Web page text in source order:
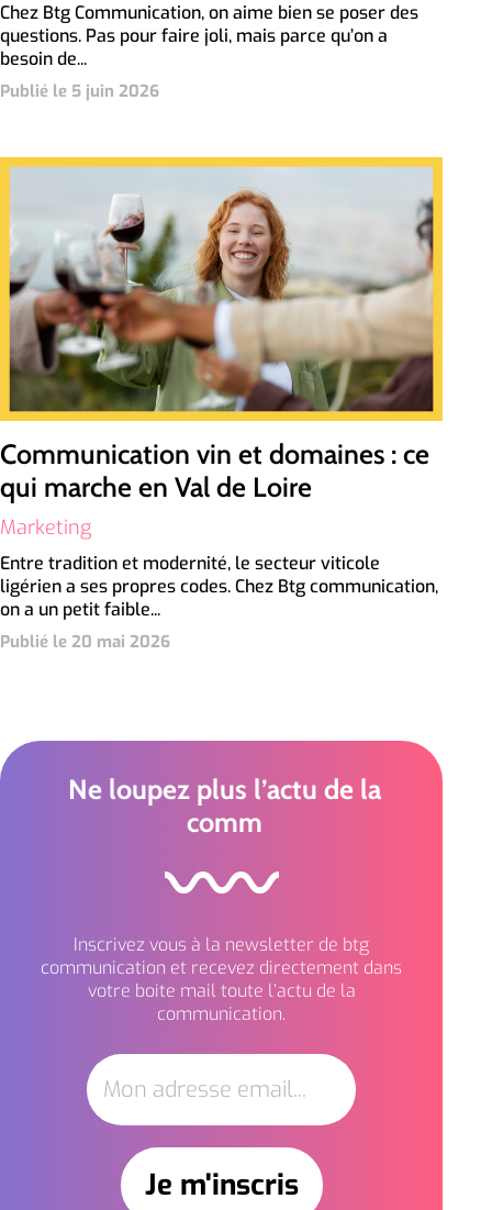
Chez Btg Communication, on aime bien se poser des
questions. Pas pour faire joli, mais parce qu’on a
besoin de...
Publié le 5 juin 2026
Communication vin et domaines : ce
qui marche en Val de Loire
Marketing
Entre tradition et modernité, le secteur viticole
ligérien a ses propres codes. Chez Btg communication,
on a un petit faible...
Publié le 20 mai 2026
Ne loupez plus l’actu de la
comm
Inscrivez vous à la newsletter de btg
communication et recevez directement dans
votre boite mail toute l’actu de la
communication.